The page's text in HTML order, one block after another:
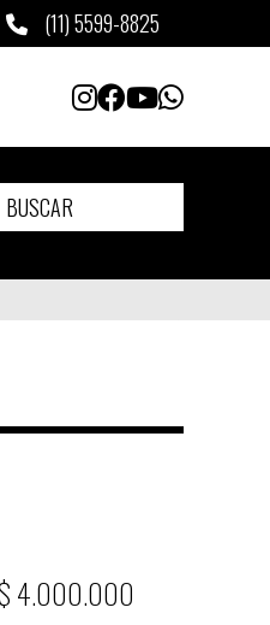
(11) 5599-8825
BUSCAR
4.000.000